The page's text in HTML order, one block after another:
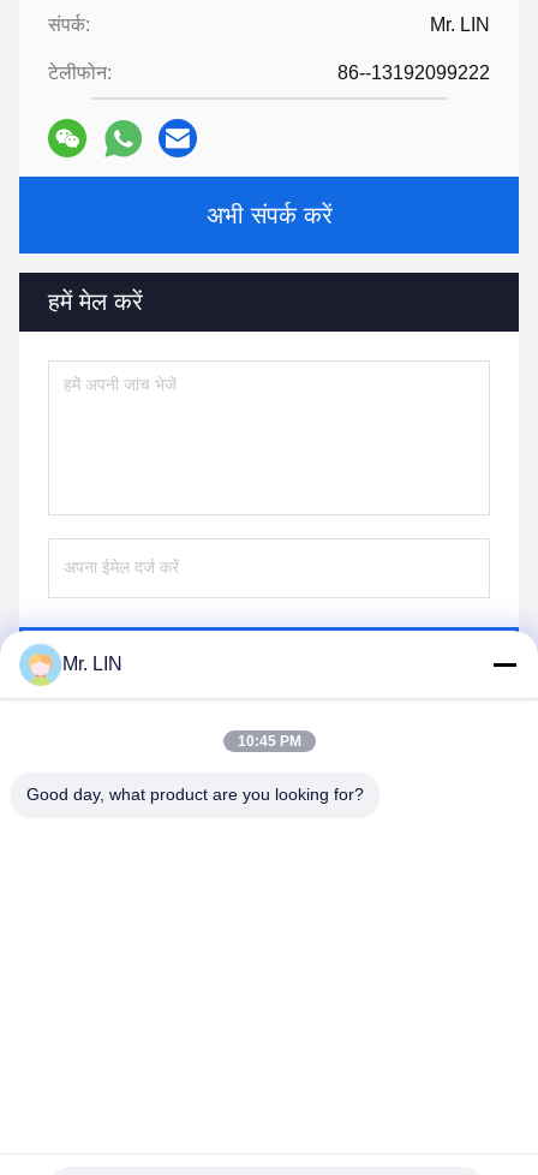
संपर्क: Mr. LIN
टेलीफोन: 86--13192099222
अभी संपर्क करें
हमें मेल करें
Mr. LIN
10:45 PM
Good day, what product are you looking for?